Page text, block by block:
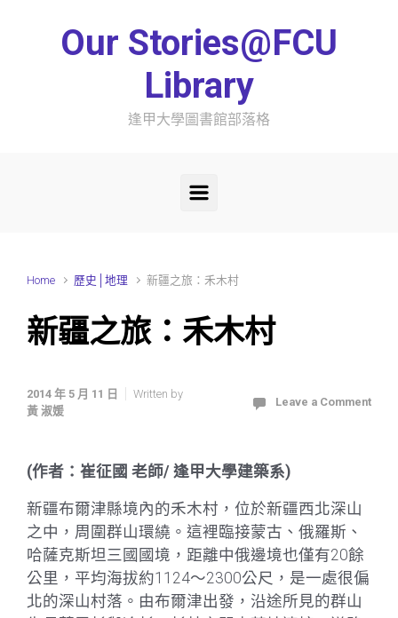
Our Stories@FCU
Library
逢甲大學圖書館部落格
Home 歷史│地理 新疆之旅：禾木村
新疆之旅：禾木村
2014 年 5 月 11 日
Written by
黃 淑媛
Leave a Comment
(作者：崔征國 老師/ 逢甲大學建築系)
新疆布爾津縣境內的禾木村，位於新疆西北深山
之中，周圍群山環繞。這裡臨接蒙古、俄羅斯、
哈薩克斯坦三國國境，距離中俄邊境也僅有20餘
公里，平均海拔約1124～2300公尺，是一處很偏
北的深山村落。由布爾津出發，沿途所見的群山